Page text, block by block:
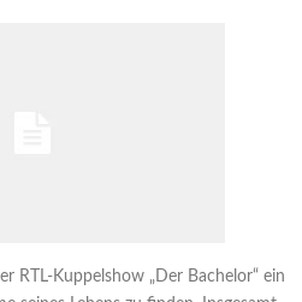
RTL-Kuppelshow „Der Bachelor“ ein